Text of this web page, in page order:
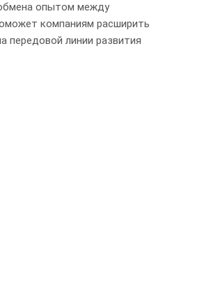
опытом между
компаниям расширить
передовой линии развития